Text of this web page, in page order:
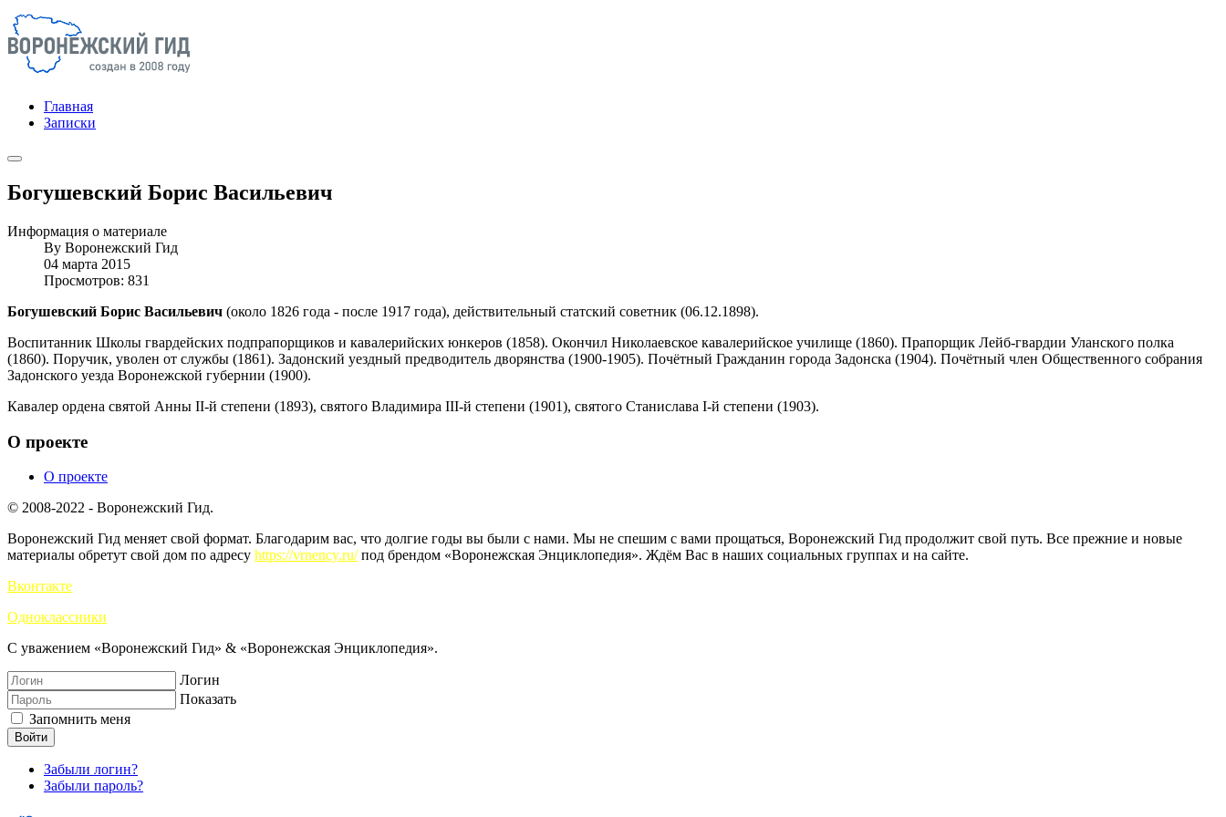
Главная
Записки
Богушевский Борис Васильевич
Информация о материале
By Воронежский Гид
04 марта 2015
Просмотров: 831
Богушевский Борис Васильевич (около 1826 года - после 1917 года), действительный статский советник (06.12.1898).
Воспитанник Школы гвардейских подпрапорщиков и кавалерийских юнкеров (1858). Окончил Николаевское кавалерийское училище (1860). Прапорщик Лейб-гвардии Уланского полка
(1860). Поручик, уволен от службы (1861). Задонский уездный предводитель дворянства (1900-1905). Почётный Гражданин города Задонска (1904). Почётный член Общественного собрания
Задонского уезда Воронежской губернии (1900).
Кавалер ордена святой Анны II-й степени (1893), святого Владимира III-й степени (1901), святого Станислава I-й степени (1903).
О проекте
О проекте
© 2008-2022 - Воронежский Гид.
Воронежский Гид меняет свой формат. Благодарим вас, что долгие годы вы были с нами. Мы не спешим с вами прощаться, Воронежский Гид продолжит свой путь. Все прежние и новые
материалы обретут свой дом по адресу https://vrnency.ru/под брендом «Воронежская Энциклопедия». Ждём Вас в наших социальных группах и на сайте.
Вконтакте
Одноклассники
С уважением «Воронежский Гид» & «Воронежская Энциклопедия».
Логин
Показать
Запомнить меня
Войти
Забыли логин?
Забыли пароль?